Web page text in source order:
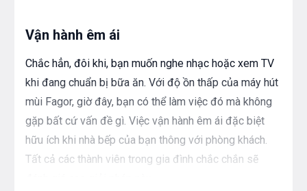
Vận hành êm ái
Chắc hẳn, đôi khi, bạn muốn nghe nhạc hoặc xem TV
khi đang chuẩn bị bữa ăn. Với độ ồn thấp của máy hút
mùi Fagor, giờ đây, bạn có thể làm việc đó mà không
gặp bất cứ vấn đề gì. Việc vận hành êm ái đặc biệt
hữu ích khi nhà bếp của bạn thông với phòng khách.
Tất cả các thành viên trong gia đình chắc chắn sẽ